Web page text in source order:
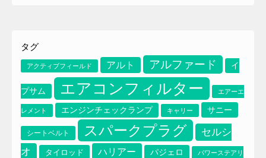
タグ
アクティブフィールド アルト アルファード イ
プサム エアコンフィルター エアーエ
レメント エンジンチェックランプ キャリー サニー
シートベルト スパークプラグ
セルシ
オ
タイロッド ハリアー パジェロ パワーステアリ